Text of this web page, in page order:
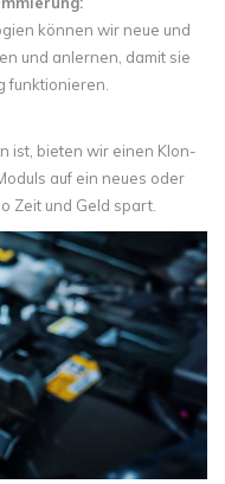
können wir neue und
und anlernen, damit sie
funktionieren.
ist, bieten wir einen Klon-
auf ein neues oder
Zeit und Geld spart.